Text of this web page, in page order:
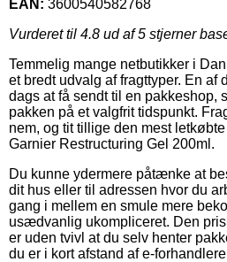
EAN: 3600540582768
Vurderet til 4.8 ud af 5 stjerner
Temmelig mange netbutikker i
et bredt udvalg af fragttyper. En af
dags at få sendt til en pakkeshop,
pakken på et valgfrit tidspunkt.
nem, og tit tillige den mest
Garnier Restructuring Gel 200ml.
Du kunne ydermere påtænke at
dit hus eller til adressen hvor du
gang i mellem en smule mere
usædvanlig ukompliceret. Den
er uden tvivl at du selv henter
du er i kort afstand af e-